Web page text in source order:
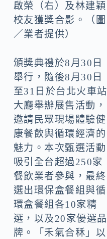
啟榮（右）及林建穎
校友獲獎合影。（圖
／業者提供）
頒獎典禮於8月30日
舉行，隨後8月30日
至31日於台北火車站
大廳舉辦展售活動，
邀請民眾現場體驗健
康餐飲與循環經濟的
魅力。本次甄選活動
吸引全台超過250家
餐飲業者參與，最終
選出環保盒餐組與循
環盒餐組各10家精
選，以及20家優選品
牌。「禾氣合秝」以